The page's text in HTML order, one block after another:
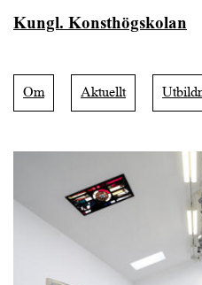
tillKungl. Konsthögskolan
Om Aktuellt